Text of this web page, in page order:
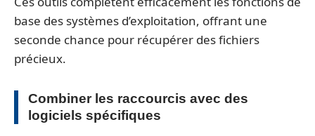
base des systèmes d’exploitation, offrant une
seconde chance pour récupérer des fichiers
précieux.
Combiner les raccourcis avec des
logiciels spécifiques